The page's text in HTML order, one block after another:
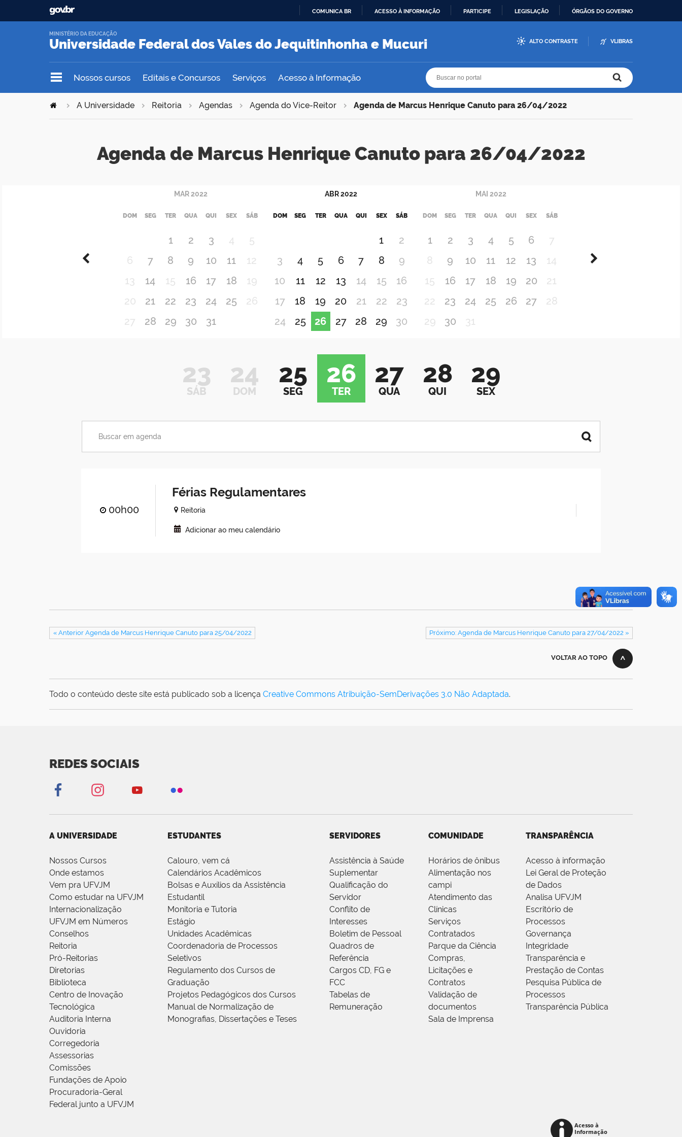
O
COMUNICA BR ACESSO À INFORMAÇÃO PARTICIPE LEGISLAÇÃO ÓRGÃOS DO GOVERNO
Universidade Federal dos Vales do Jequitinhonha e Mucuri
MINISTÉRIO DA EDUCAÇÃO
ALTO CONTRASTE VLIBRAS
Nossos cursos Editais e Concursos Serviços Acesso à Informação
A Universidade Reitoria Agendas Agenda do Vice-Reitor Agenda de Marcus Henrique Canuto para 26/04/2022
Agenda de Marcus Henrique Canuto para 26/04/2022
MAR2022
DOM SEG TER QUA QUI SEX SÁB
1 2 3 4
5
6
7 8 9 10 11
12
13
14 15 16 17 18
19
20
21 22 23 24 25
26
27
28 29 30 31
ABR 2022
DOM SEG TER QUA QUI SEX SÁB
1
2
3
4 5 6 7 8
9
10
11 12 13 14 15
16
17
18 19 20 21 22
23
24
25 26 27 28 29 30
MAI 2022
DOM SEG TER QUA QUI SEX SÁB
1 2 3 4 5 6
7
8
9 10 11 12 13
14
15
16 17 18 19 20
21
22
23 24 25 26 27
28
29
30 31
23
SÁB
24
DOM
25
SEG
26
TER
27
QUA
28
QUI
29
SEX
00h00
Férias Regulamentares
Reitoria
Adicionar ao meu calendário
« Anterior Agenda de Marcus Henrique Canuto para 25/04/2022 Próximo: Agenda de Marcus Henrique Canuto para 27/04/2022 »
VOLTAR AO TOPO
Todo o conteúdo deste site está publicado sob a licença Creative Commons Atribuição-SemDerivações 3.0 Não Adaptada.
REDES SOCIAIS
A UNIVERSIDADE
Nossos Cursos
Onde estamos
Vem pra UFVJM
Como estudar na UFVJM
Internacionalização
UFVJM em Números
Conselhos
Reitoria
Pró-Reitorias
Diretorias
Biblioteca
Centro de Inovação
Tecnológica
Auditoria Interna
Ouvidoria
Corregedoria
Assessorias
Comissões
Fundações de Apoio
Procuradoria-Geral
Federal junto a UFVJM
ESTUDANTES
Calouro, vem cá
Calendários Acadêmicos
Bolsas e Auxílios da Assistência
Estudantil
Monitoria e Tutoria
Estágio
Unidades Acadêmicas
Coordenadoria de Processos
Seletivos
Regulamento dos Cursos de
Graduação
Projetos Pedagógicos dos Cursos
Manual de Normalização de
Monografias, Dissertações e Teses
SERVIDORES
Assistência à Saúde
Suplementar
Qualificação do
Servidor
Conflito de
Interesses
Boletim de Pessoal
Quadros de
Referência
Cargos CD, FG e
FCC
Tabelas de
Remuneração
COMUNIDADE
Horários de ônibus
Alimentação nos
campi
Atendimento das
Clínicas
Serviços
Contratados
Parque da Ciência
Compras,
Licitações e
Contratos
Validação de
documentos
Sala de Imprensa
TRANSPARÊNCIA
Acesso à informação
Lei Geral de Proteção
de Dados
Analisa UFVJM
Escritório de
Processos
Governança
Integridade
Transparência e
Prestação de Contas
Pesquisa Pública de
Processos
Transparência Pública